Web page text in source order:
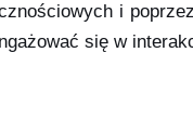
i
się w